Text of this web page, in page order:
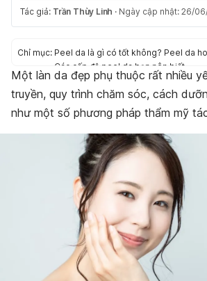
Tác giả: Trần Thùy Linh · Ngày cập nhật: 26/
Chỉ mục: Peel da là gì có tốt không? Peel da
Các cấp độ peel da bạn nên biết
Quy trình peel da làm đẹp
Những tác dụng phụ có thể gặp khi
Ưu điểm và nhược điểm của peel da
Những ai không nên peel da?
Những lưu ý trước khi peel da
Cách chăm sóc da sau khi peel
Sau khi peel da nên dùng sản phẩm
Một làn da đẹp phụ thuộc rất nhiều
truyền, quy trình chăm sóc, cách
như một số phương pháp thẩm mỹ